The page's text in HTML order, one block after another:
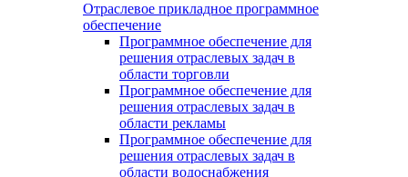
Отраслевое прикладное программное
обеспечение
Программное обеспечение для
решения отраслевых задач в
области торговли
Программное обеспечение для
решения отраслевых задач в
области рекламы
Программное обеспечение для
решения отраслевых задач в
области водоснабжения